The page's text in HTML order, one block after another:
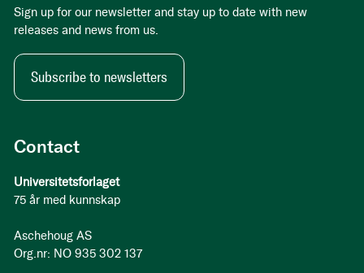
Contact
Universitetsforlaget
75 år med kunnskap
Aschehoug AS
Org.nr: NO 935 302 137
Sign up for our newsletter and stay up to date with new
releases and news from us.
Subscribe to newsletters